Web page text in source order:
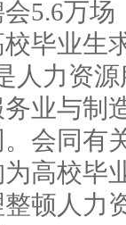
5.6万
毕业生
人力资
业与制
会同有
高校毕
顿人力